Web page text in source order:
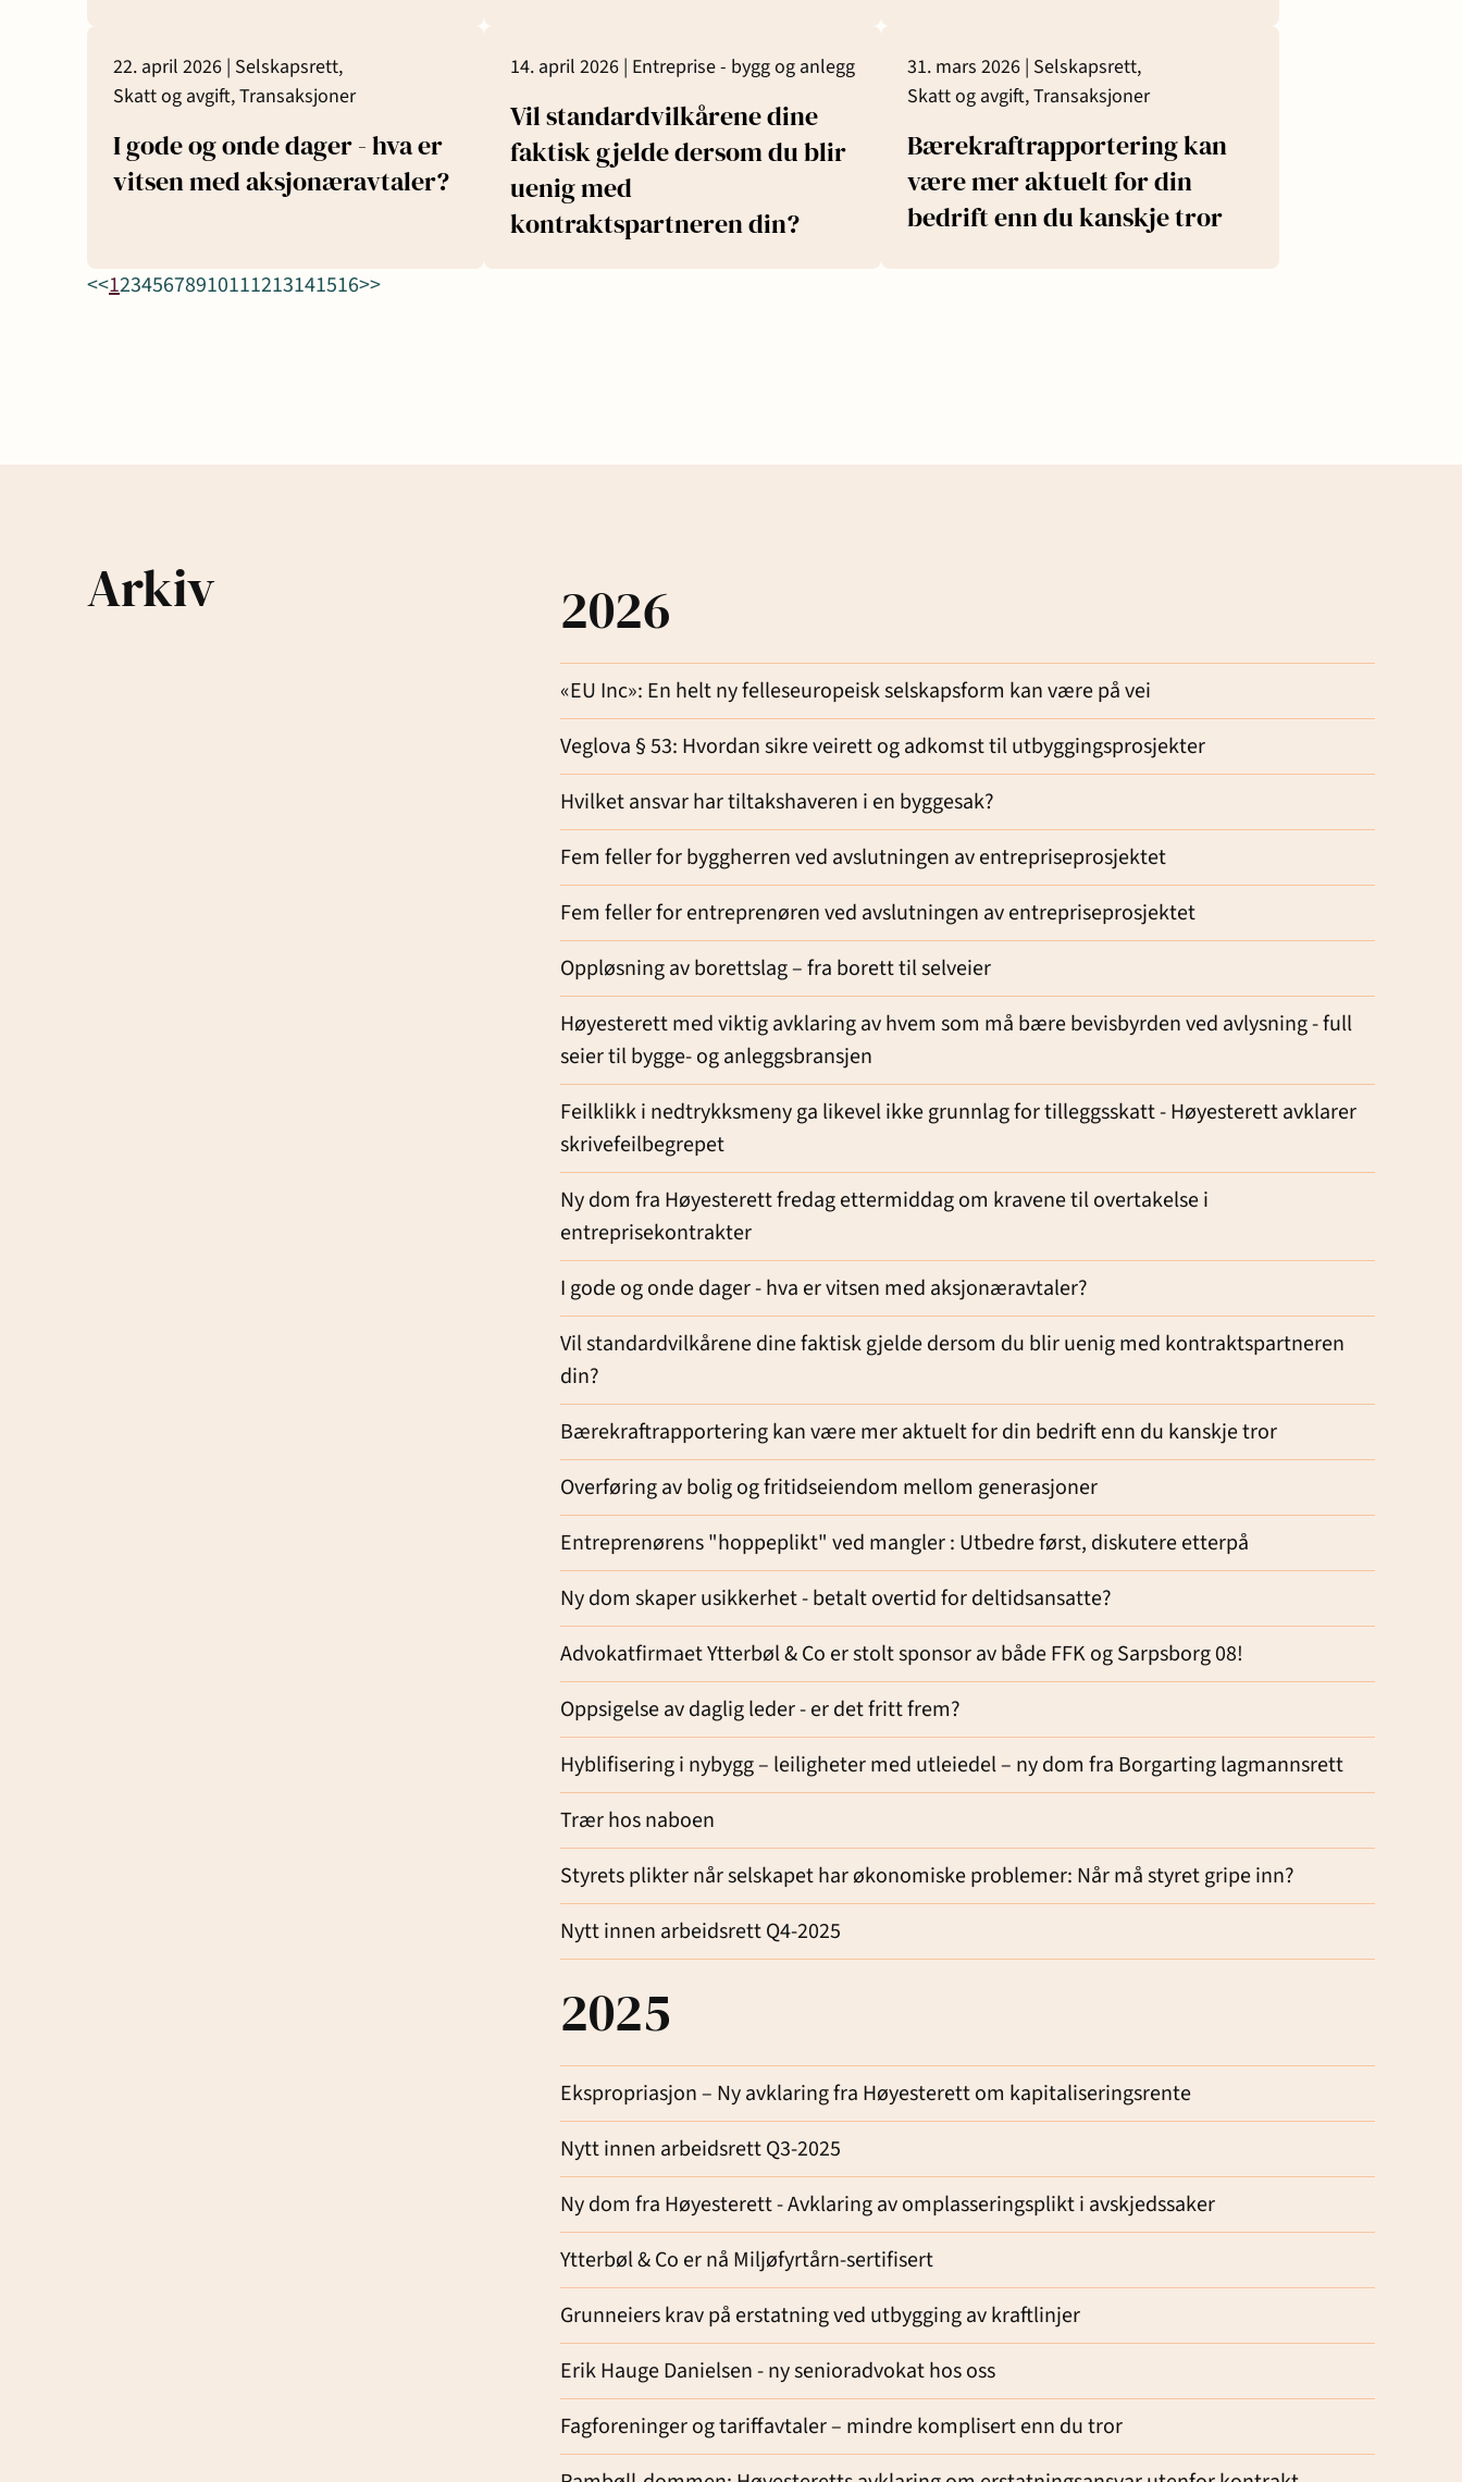
22. april 2026 | Selskapsrett,
Skatt og avgift,Transaksjoner
I gode og onde dager - hva er
vitsen med aksjonæravtaler?
14. april 2026 | Entreprise - bygg og anlegg
Vil standardvilkårene dine
faktisk gjelde dersom du blir
uenig med
kontraktspartneren din?
31. mars 2026 | Selskapsrett,
Skatt og avgift,Transaksjoner
Bærekraftrapportering kan
være mer aktuelt for din
bedrift enn du kanskje tror
<<12345678910111213141516>>
Arkiv 2026
«EU Inc»: En helt ny felleseuropeisk selskapsform kan være på vei
Veglova § 53: Hvordan sikre veirett og adkomst til utbyggingsprosjekter
Hvilket ansvar har tiltakshaveren i en byggesak?
Fem feller for byggherren ved avslutningen av entrepriseprosjektet
Fem feller for entreprenøren ved avslutningen av entrepriseprosjektet
Oppløsning av borettslag – fra borett til selveier
Høyesterett med viktig avklaring av hvem som må bære bevisbyrden ved avlysning - full
seier til bygge- og anleggsbransjen
Feilklikk i nedtrykksmeny ga likevel ikke grunnlag for tilleggsskatt - Høyesterett avklarer
skrivefeilbegrepet
Ny dom fra Høyesterett fredag ettermiddag om kravene til overtakelse i
entreprisekontrakter
I gode og onde dager - hva er vitsen med aksjonæravtaler?
Vil standardvilkårene dine faktisk gjelde dersom du blir uenig med kontraktspartneren
din?
Bærekraftrapportering kan være mer aktuelt for din bedrift enn du kanskje tror
Overføring av bolig og fritidseiendom mellom generasjoner
Entreprenørens "hoppeplikt" ved mangler : Utbedre først, diskutere etterpå
Ny dom skaper usikkerhet - betalt overtid for deltidsansatte?
Advokatfirmaet Ytterbøl & Co er stolt sponsor av både FFK og Sarpsborg 08!
Oppsigelse av daglig leder - er det fritt frem?
Hyblifisering i nybygg – leiligheter med utleiedel – ny dom fra Borgarting lagmannsrett
Trær hos naboen
Styrets plikter når selskapet har økonomiske problemer: Når må styret gripe inn?
Nytt innen arbeidsrett Q4-2025
2025
Ekspropriasjon – Ny avklaring fra Høyesterett om kapitaliseringsrente
Nytt innen arbeidsrett Q3-2025
Ny dom fra Høyesterett - Avklaring av omplasseringsplikt i avskjedssaker
Ytterbøl & Co er nå Miljøfyrtårn-sertifisert
Grunneiers krav på erstatning ved utbygging av kraftlinjer
Erik Hauge Danielsen - ny senioradvokat hos oss
Fagforeninger og tariffavtaler – mindre komplisert enn du tror